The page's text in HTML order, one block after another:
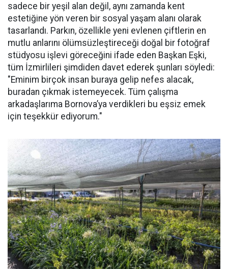
sadece bir yeşil alan değil, aynı zamanda kent
estetiğine yön veren bir sosyal yaşam alanı olarak
tasarlandı. Parkın, özellikle yeni evlenen çiftlerin en
mutlu anlarını ölümsüzleştireceği doğal bir fotoğraf
stüdyosu işlevi göreceğini ifade eden Başkan Eşki,
tüm İzmirlileri şimdiden davet ederek şunları söyledi:
"Eminim birçok insan buraya gelip nefes alacak,
buradan çıkmak istemeyecek. Tüm çalışma
arkadaşlarıma Bornova’ya verdikleri bu eşsiz emek
için teşekkür ediyorum."